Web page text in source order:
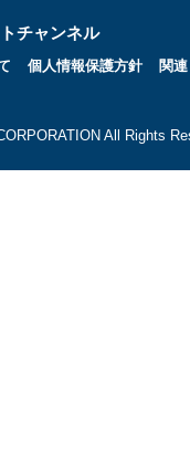
チャンネル
個人情報保護方針 関
All Rights